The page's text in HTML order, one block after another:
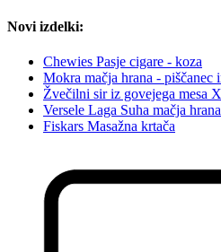
Novi izdelki:
Chewies Pasje cigare - koza
Mokra mačja hrana - piščanec
Žvečilni sir iz govejega mesa
Versele Laga Suha mačja
Fiskars Masažna krtača